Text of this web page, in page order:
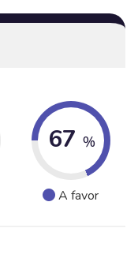
67 %
A favor